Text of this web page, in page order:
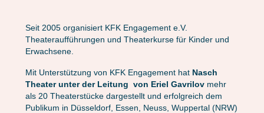
Seit 2005 organisiert KFK Engagement e.V.
Theateraufführungen und Theaterkurse für Kinder und
Erwachsene.
Mit Unterstützung von KFK Engagement hat Nasch
Theater unter der Leitung von Eriel Gavrilovmehr
als 20 Theaterstücke dargestellt und erfolgreich dem
Publikum in Düsseldorf, Essen, Neuss, Wuppertal (NRW)